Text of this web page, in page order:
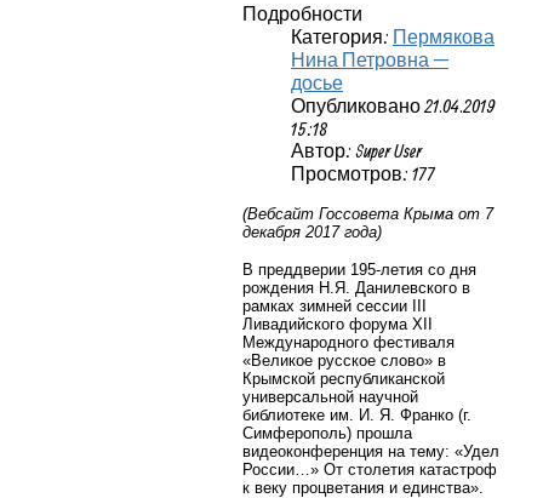
Подробности
Категория: Пермякова
Нина Петровна —
досье
Опубликовано 21.04.2019
15:18
Автор: Super User
Просмотров: 177
(Вебсайт Госсовета Крыма от 7
декабря 2017 года)
В преддверии 195-летия со дня
рождения Н.Я. Данилевского в
рамках зимней сессии III
Ливадийского форума XII
Международного фестиваля
«Великое русское слово» в
Крымской республиканской
универсальной научной
библиотеке им. И. Я. Франко (г.
Симферополь) прошла
видеоконференция на тему: «Удел
России…» От столетия катастроф
к веку процветания и единства».